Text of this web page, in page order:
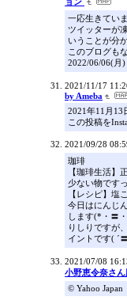
ョン
一応生きていま
ツイッターが
いうことが分
このブログも
2022/06/06(月)
2021/11/17
by Ameba
2021年11月13
この投稿を
2021/09/28
珈琲
【珈琲生活】
少ない物です
【レシピ】塩
今日はにんじ
します(*・〓
りしりですが
イントです( ´
2021/07/08
小野恵令奈さん
© Yahoo Japan